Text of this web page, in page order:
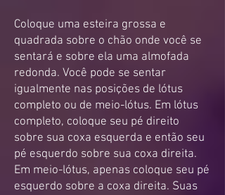
Coloque uma esteira grossa e
quadrada sobre o chão onde você se
sentará e sobre ela uma almofada
redonda. Você pode se sentar
igualmente nas posições de lótus
completo ou de meio-lótus. Em lótus
completo, coloque seu pé direito
sobre sua coxa esquerda e então seu
pé esquerdo sobre sua coxa direita.
Em meio-lótus, apenas coloque seu pé
esquerdo sobre a coxa direita. Suas